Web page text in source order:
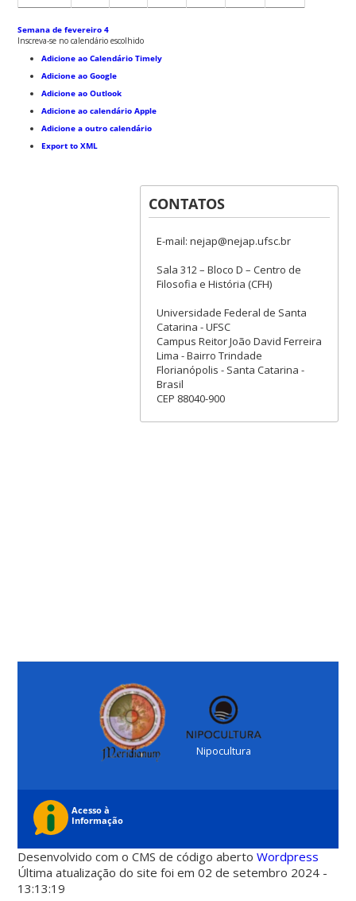
Semana de fevereiro 4
Inscreva-se no calendário escolhido
Adicione ao Calendário Timely
Adicione ao Google
Adicione ao Outlook
Adicione ao calendário Apple
Adicione a outro calendário
Export to XML
CONTATOS
E-mail: nejap@nejap.ufsc.br
Sala 312 – Bloco D – Centro de
Filosofia e História (CFH)
Universidade Federal de Santa
Catarina - UFSC
Campus Reitor João David Ferreira
Lima - Bairro Trindade
Florianópolis - Santa Catarina -
Brasil
CEP 88040-900
Nipocultura
Desenvolvido com o CMS de código abertoWordpress
Última atualização do site foi em 02 de setembro 2024 -
13:13:19